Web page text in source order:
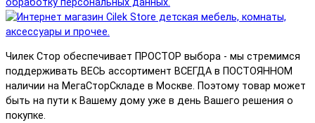
обработку персональных данных.
Чилек Стор обеспечивает ПРОСТОР выбора - мы стремимся
поддерживать ВЕСЬ ассортимент ВСЕГДА в ПОСТОЯННОМ
наличии на МегаСторСкладе в Москве. Поэтому товар может
быть на пути к Вашему дому уже в день Вашего решения о
покупке.